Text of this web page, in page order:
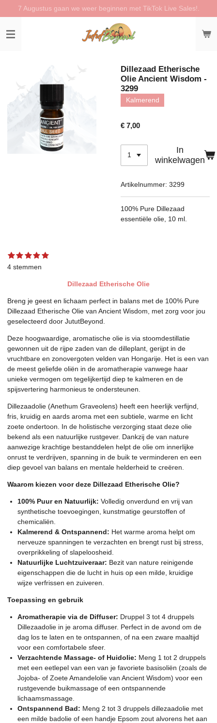
direct
naar
de
7 Augustus gaan we weer beginnen met TikTok Live Sales!.
Dillezaad Etherische
Olie Ancient Wisdom -
3299
Kalmerend
€ 7,00
In
winkelwagen
Artikelnummer: 3299
100% Pure Dillezaad
essentiële olie, 10 ml.
R
a
5
s
t
e
r
r
e
1
t
2
t
e
n
3
t
e
n
4
t
e
n
5
t
e
n
S
n
4 stemmen
Dillezaad Etherische Olie
Breng je geest en lichaam perfect in balans met de 100% Pure
Dillezaad Etherische Olie van Ancient Wisdom, met zorg voor jou
geselecteerd door JututBeyond.
Deze hoogwaardige, aromatische olie is via stoomdestillatie
gewonnen uit de rijpe zaden van de dilleplant, gerijpt in de
vruchtbare en zonovergoten velden van Hongarije. Het is een van
de meest geliefde oliën in de aromatherapie vanwege haar
unieke vermogen om tegelijkertijd diep te kalmeren en de
spijsvertering harmonieus te ondersteunen.
Dillezaadolie (Anethum Graveolens) heeft een heerlijk verfijnd,
fris, kruidig en aards aroma met een subtiele, warme en licht
zoete ondertoon. In de holistische verzorging staat deze olie
bekend als een natuurlijke rustgever. Dankzij de van nature
aanwezige krachtige bestanddelen helpt de olie om innerlijke
onrust te verdrijven, spanning in de buik te verminderen en een
diep gevoel van balans en mentale helderheid te creëren.
Waarom kiezen voor deze Dillezaad Etherische Olie?
100% Puur en Natuurlijk: Volledig onverdund en vrij van
synthetische toevoegingen, kunstmatige geurstoffen of
chemicaliën.
Kalmerend & Ontspannend: Het warme aroma helpt om
nerveuze spanningen te verzachten en brengt rust bij stress,
overprikkeling of slapeloosheid.
Natuurlijke Luchtzuiveraar: Bezit van nature reinigende
eigenschappen die de lucht in huis op een milde, kruidige
wijze verfrissen en zuiveren.
Toepassing en gebruik
Aromatherapie via de Diffuser: Druppel 3 tot 4 druppels
Dillezaadolie in je aroma diffuser. Perfect in de avond om de
dag los te laten en te ontspannen, of na een zware maaltijd
voor een comfortabele sfeer.
Verzachtende Massage- of Huidolie: Meng 1 tot 2 druppels
met een eetlepel van een van je favoriete basisoliën (zoals de
Jojoba- of Zoete Amandelolie van Ancient Wisdom) voor een
rustgevende buikmassage of een ontspannende
lichaamsmassage.
Ontspannend Bad: Meng 2 tot 3 druppels dillezaadolie met
een milde badolie of een handje Epsom zout alvorens het aan